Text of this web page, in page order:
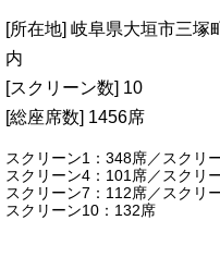
[所在地] 岐阜県大垣市三塚
内
[スクリーン数] 10
[総座席数] 1456席
スクリーン1：348席／スクリ
スクリーン4：101席／スクリ
スクリーン7：112席／スクリ
スクリーン10：132席